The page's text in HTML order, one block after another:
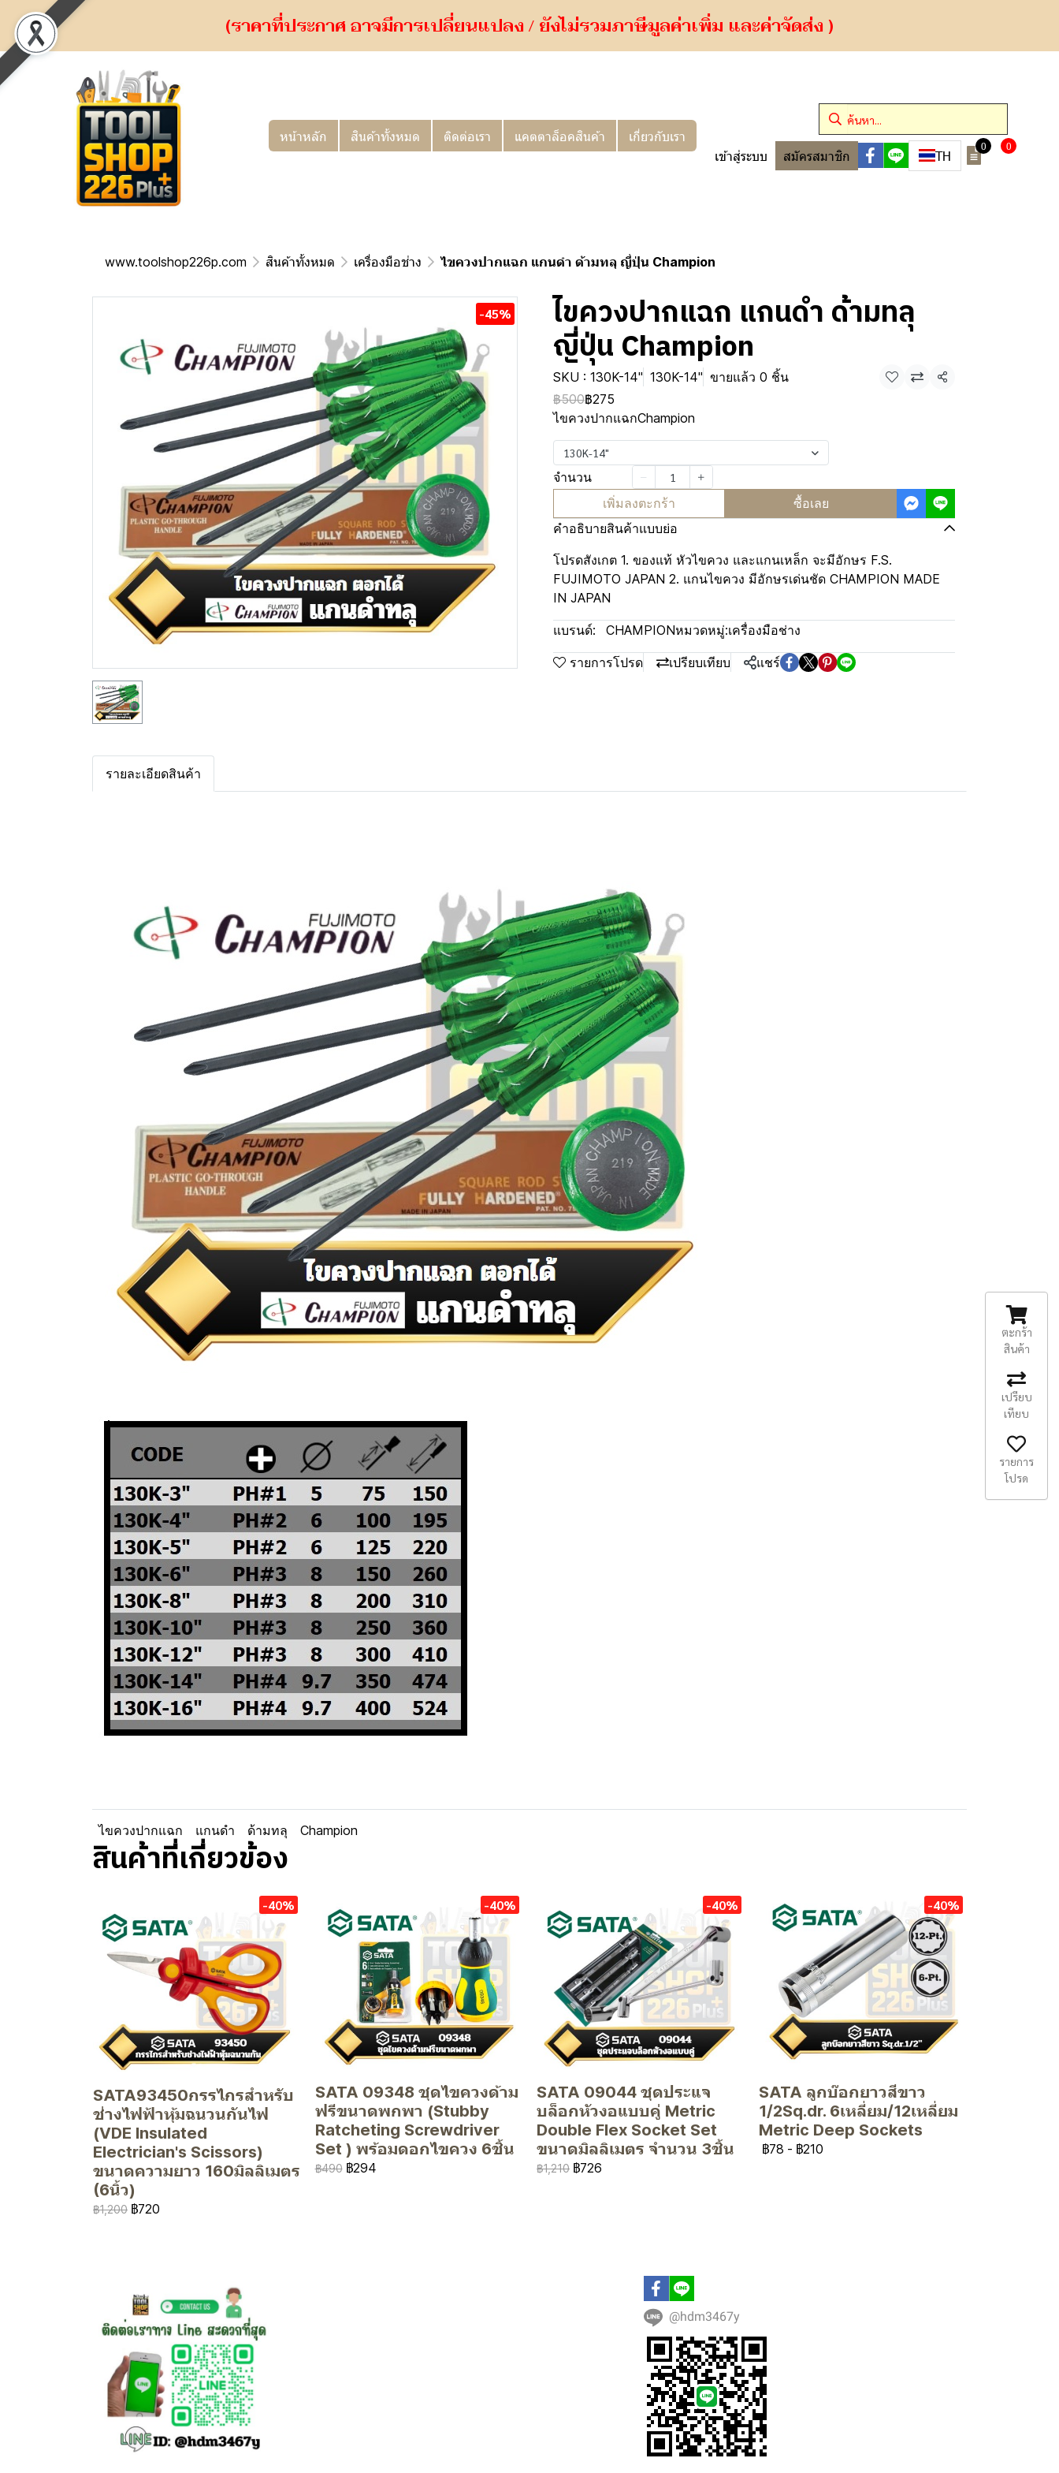
(ราคาที่ประกาศ อาจมีการเปลี่ยนแปลง / ยังไม่รวมภาษีมูลค่าเพิ่ม และค่าจัดส่ง )
หน้าหลัก สินค้าทั้งหมด ติดต่อเรา แคตตาล็อคสินค้า เกี่ยวกับเรา
เข้าสู่ระบบ สมัครสมาชิก TH
0 0
www.toolshop226p.com สินค้าทั้งหมด เครื่องมือช่าง ไขควงปากแฉก แกนดำ ด้ามทลุ ญี่ปุ่น Champion
-45% ไขควงปากแฉก แกนดำ ด้ามทลุ
ญี่ปุ่น Champion
SKU : 130K-14" 130K-14" ขายแล้ว 0 ชิ้น
แชร์
฿500฿275
ไขควงปากแฉกChampion
130K-14"
จำนวน
เพิ่มลงตะกร้า
ซื้อเลย
คำอธิบายสินค้าแบบย่อ
โปรดสังเกต 1. ของแท้ หัวไขควง และแกนเหล็ก จะมีอักษร F.S.
FUJIMOTO JAPAN 2. แกนไขควง มีอักษรเด่นชัด CHAMPION MADE
IN JAPAN
แบรนด์: CHAMPIONหมวดหมู่:เครื่องมือช่าง
รายการโปรด เปรียบเทียบ แชร์
รายละเอียดสินค้า
ไขควงปากแฉก แกนดำ ด้ามทลุ Champion
สินค้าที่เกี่ยวข้อง
-40%
SATA93450กรรไกรสำหรับ
ช่างไฟฟ้าหุ้มฉนวนกันไฟ
(VDE Insulated
Electrician's Scissors)
ขนาดความยาว 160มิลลิเมตร
(6นิ้ว)
฿1,200 ฿720
-40%
SATA 09348 ชุดไขควงด้าม
ฟรีขนาดพกพา (Stubby
Ratcheting Screwdriver
Set ) พร้อมดอกไขควง 6ชิ้น
฿490 ฿294
-40%
SATA 09044 ชุดประแจ
บล็อกหัวงอแบบคู่ Metric
Double Flex Socket Set
ขนาดมิลลิเมตร จำนวน 3ชิ้น
฿1,210 ฿726
-40%
SATA ลูกบ๊อกยาวสีขาว
1/2Sq.dr. 6เหลี่ยม/12เหลี่ยม
Metric Deep Sockets
฿78 - ฿210
@hdm3467y
ตะกร้า
สินค้า
เปรียบ
เทียบ
รายการ
โปรด